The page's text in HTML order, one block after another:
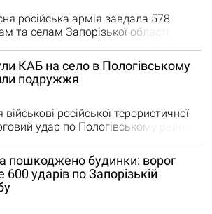
Червоне…
російська армія завдала 578
та селам Запорізької області.
загинули двоє людей. З
залпового вогню росіяни
Новоандріївку та Малу Токмачку.
ударів ворог завдав по
Новоселівці, Білогірʼю,…
КАБ на село в Пологівському
подружжя
російської терористичної
удар по Пологівському району.
атакували керованими
Омельник. Зруйновані будинки. В
осель виявили тіла подружжя.
російського авіаудару. Їм
пошкоджено будинки: ворог
ударів по Запорізькій